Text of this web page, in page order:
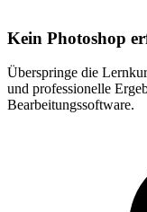
Kein Photoshop
Überspringe die
und professionelle
Bearbeitungssoftware.